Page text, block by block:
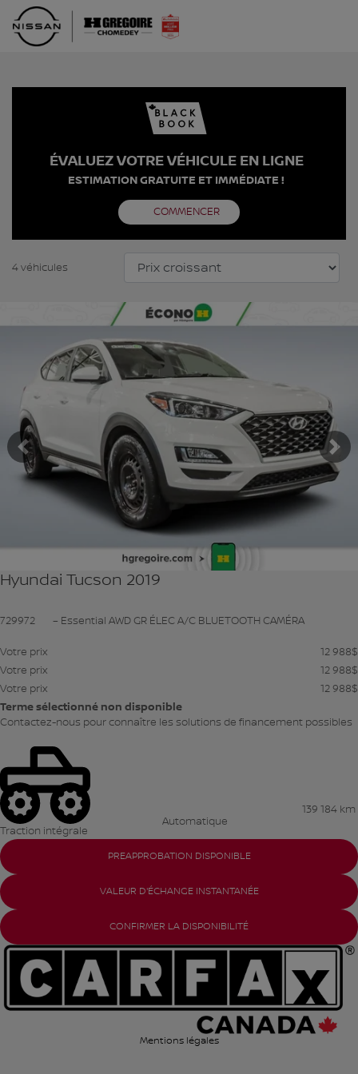
ÉVALUEZ VOTRE VÉHICULE EN LIGNE
ESTIMATION GRATUITE ET IMMÉDIATE !
COMMENCER
4 véhicules
Afficher 20 images en plus
VOIR PLUS
Précédent
Hyundai Tucson 2019
729972 – Essential AWD GR ÉLEC A/C BLUETOOTH CAMÉRA
Votre prix 12 988$
Votre prix
12 988$
Votre prix
12 988$
Terme sélectionné non disponible
Contactez-nous pour connaître les solutions de financement possibles
Traction intégrale
Automatique
139 184 km
PREAPPROBATION DISPONIBLE
VALEUR D'ÉCHANGE INSTANTANÉE
CONFIRMER LA DISPONIBILITÉ
Mentions légales